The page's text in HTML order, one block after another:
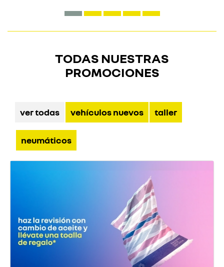
TODAS NUESTRAS
PROMOCIONES
ver todas vehículos nuevos taller
neumáticos